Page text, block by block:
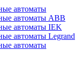
автоматы
автоматы ABB
автоматы IEK
автоматы Legrand
автоматы